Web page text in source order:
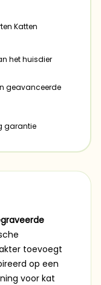
Katten
het huisdier
geavanceerde
garantie
toevoegt
op een
voor kat